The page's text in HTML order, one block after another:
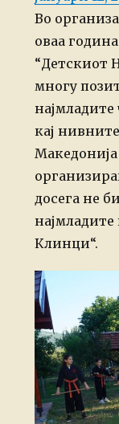
on
Во
оваа
“Детскиот
многу
кај
досега не
Клинци“.